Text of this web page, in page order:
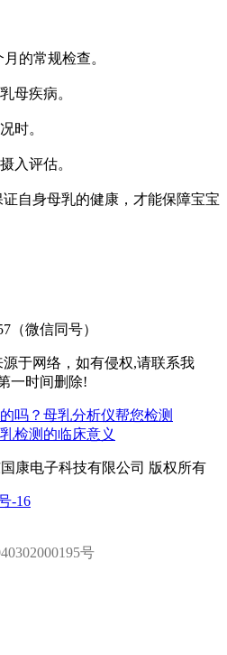
的常规检查。
母疾病。
时。
入评估。
自身母乳的健康，才能保障宝宝
（微信同号）
于网络，如有侵权,请联系我
一时间删除!
吗？母乳分析仪帮您检测
检测的临床意义
康电子科技有限公司 版权所有
-16
号